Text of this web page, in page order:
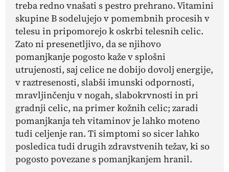
treba redno vnašati s pestro prehrano. Vitamini
skupine B sodelujejo v pomembnih procesih v
telesu in pripomorejo k oskrbi telesnih celic.
Zato ni presenetljivo, da se njihovo
pomanjkanje pogosto kaže v splošni
utrujenosti, saj celice ne dobijo dovolj energije,
v raztresenosti, slabši imunski odpornosti,
mravljinčenju v nogah, slabokrvnosti in pri
gradnji celic, na primer kožnih celic; zaradi
pomanjkanja teh vitaminov je lahko moteno
tudi celjenje ran. Ti simptomi so sicer lahko
posledica tudi drugih zdravstvenih težav, ki so
pogosto povezane s pomanjkanjem hranil.